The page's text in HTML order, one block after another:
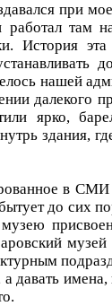
при
работал там
История
нашей
далекого
ярко,
здания,
в СМИ
до сих
музей
давать